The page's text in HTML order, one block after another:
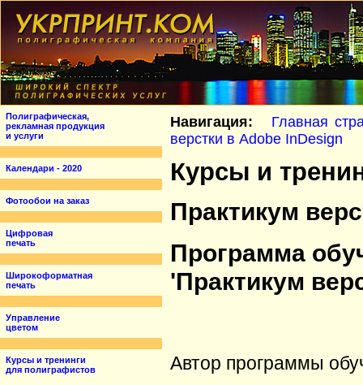
Полиграфическая,
рекламная продукция
и услуги
Календари - 2020
Фотообои на заказ
Цифровая
печать
Широкоформатная
печать
Управление
цветом
Курсы и тренинги
для полиграфистов
Навигация:
Главная
верстки в Adobe InDesign
Курсы и
Практикум
Программа
'Практикум
Автор программы